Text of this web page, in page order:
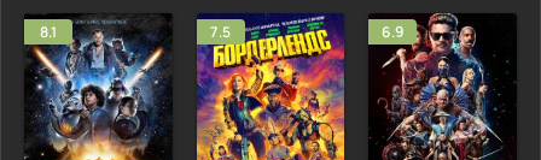
8.1 7.5 6.9